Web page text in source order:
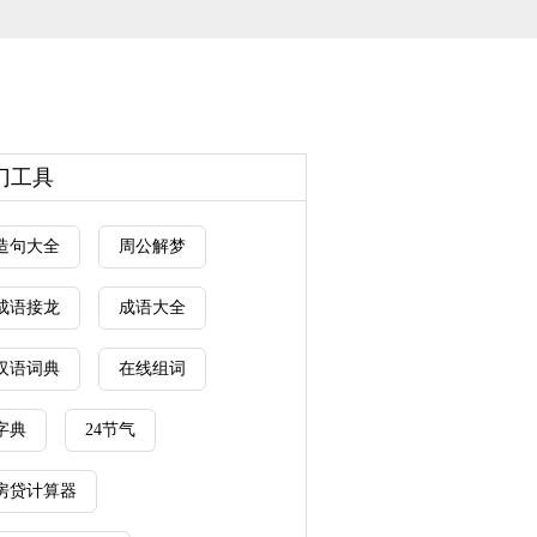
工具
句大全 周公解梦
语接龙 成语大全
语词典 在线组词
典 24节气
贷计算器